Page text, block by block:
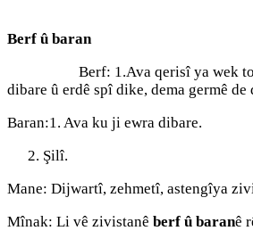
Berf û baran
Berf: 1.Ava qerisî ya wek
dibare û erdê spî dike, dema germê de
Baran:1. Ava ku ji ewra dibare.
Şilî.
Mane: Dijwartî, zehmetî, astengîya
Mînak: Li vê zivistanê berf û baranê